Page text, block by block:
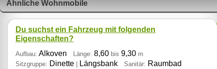
Ähnliche Wohnmobile
Du suchst ein Fahrzeug mit folgenden
Eigenschaften?
Aufbau: Alkoven Länge: 8,60 bis 9,30 m
Sitzgruppe: Dinette Längsbank Sanitär: Raumbad